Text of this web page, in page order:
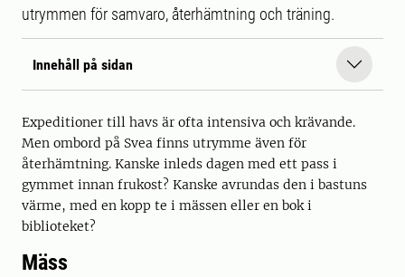
utrymmen för samvaro, återhämtning och träning.
Innehåll på sidan
Expeditioner till havs är ofta intensiva och krävande.
Men ombord på Svea finns utrymme även för
återhämtning. Kanske inleds dagen med ett pass i
gymmet innan frukost? Kanske avrundas den i bastuns
värme, med en kopp te i mässen eller en bok i
biblioteket?
Mäss